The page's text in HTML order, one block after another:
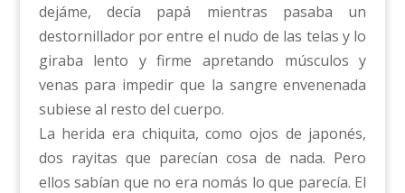
dejáme, decía papá mientras pasaba un
destornillador por entre el nudo de las telas y lo
giraba lento y firme apretando músculos y
venas para impedir que la sangre envenenada
subiese al resto del cuerpo.
La herida era chiquita, como ojos de japonés,
dos rayitas que parecían cosa de nada. Pero
ellos sabían que no era nomás lo que parecía. El